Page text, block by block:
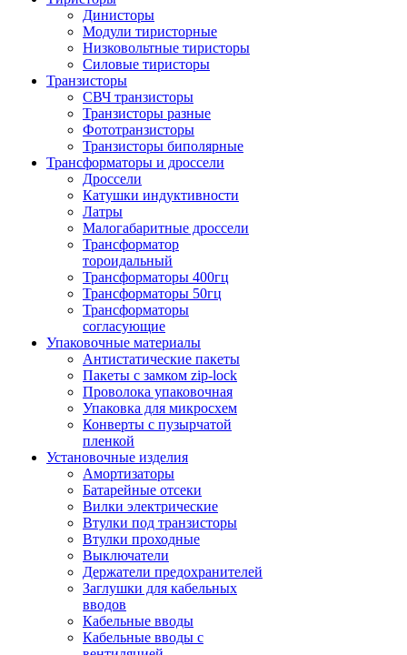
Динисторы
Модули тиристорные
Низковольтные тиристоры
Силовые тиристоры
Транзисторы
СВЧ транзисторы
Транзисторы разные
Фототранзисторы
Транзисторы биполярные
Трансформаторы и дроссели
Дроссели
Катушки индуктивности
Латры
Малогабаритные дроссели
Трансформатор
тороидальный
Трансформаторы 400гц
Трансформаторы 50гц
Трансформаторы
согласующие
Упаковочные материалы
Антистатические пакеты
Пакеты с замком zip-lock
Проволока упаковочная
Упаковка для микросхем
Конверты с пузырчатой
пленкой
Установочные изделия
Амортизаторы
Батарейные отсеки
Вилки электрические
Втулки под транзисторы
Втулки проходные
Выключатели
Держатели предохранителей
Заглушки для кабельных
вводов
Кабельные вводы
Кабельные вводы с